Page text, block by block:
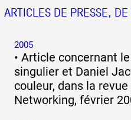
ARTICLES DE PRESSE, DE
2005
• Article concernant
singulier et Daniel
couleur, dans la
Networking, février